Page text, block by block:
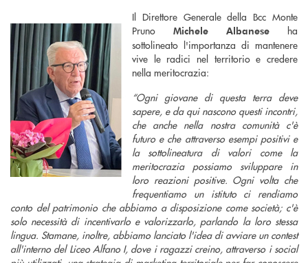
Il Direttore Generale della Bcc Monte
Pruno Michele Albanese ha
sottolineato l'importanza di mantenere
vive le radici nel territorio e credere
nella meritocrazia:
“Ogni giovane di questa terra deve
sapere, e da qui nascono questi incontri,
che anche nella nostra comunità c'è
futuro e che attraverso esempi positivi e
la sottolineatura di valori come la
meritocrazia possiamo sviluppare in
loro reazioni positive. Ogni volta che
frequentiamo un istituto ci rendiamo
conto del patrimonio che abbiamo a disposizione come società; c'è
solo necessità di incentivarlo e valorizzarlo, parlando la loro stessa
lingua. Stamane, inoltre, abbiamo lanciato l'idea di avviare un contest
all'interno del Liceo Alfano I, dove i ragazzi creino, attraverso i social